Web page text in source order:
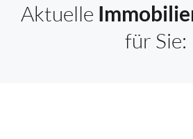
Aktuelle
für Sie: